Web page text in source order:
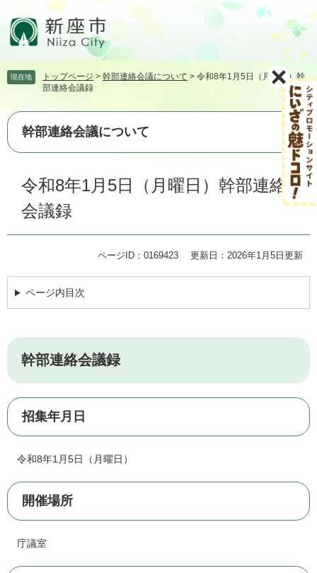
頭
す。
飛
て
本
現在地 トップページ > 幹部連絡会議について > 令和8年1月5日（月曜日）幹
部連絡会議録
幹部連絡会議について
令和8年1月5日（月曜日）幹部連絡
会議録
ページID：0169423 更新日：2026年1月5日更新
ページ内目次
幹部連絡会議録
招集年月日
令和8年1月5日（月曜日）
開催場所
庁議室